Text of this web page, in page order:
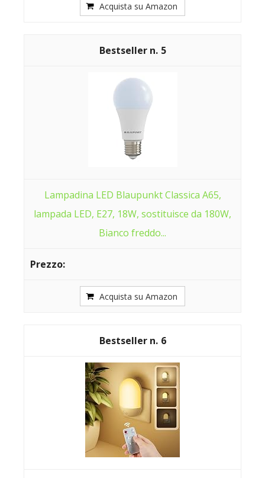
Acquista su Amazon
5
Lampadina LED Blaupunkt Classica A65,
lampada LED, E27, 18W, sostituisce da 180W,
Bianco freddo...
Acquista su Amazon
6